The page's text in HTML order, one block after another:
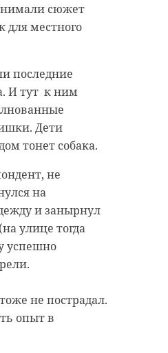
сюжет
для местного
последние
И тут к ним
Дети
тонет собака.
не
на
и занырнул
улице тогда
успешно
не пострадал.
опыт в